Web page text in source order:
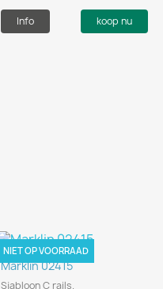
Info koop nu
Marklin 02415
Sjabloon C rails.
NIET OP VOORRAAD